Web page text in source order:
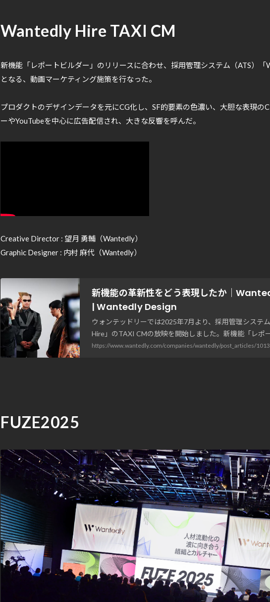
Wantedly Hire TAXI CM
新機能「レポートビルダー」のリリースに合わせ、採用管理システム（ATS）
となる、動画マーケティング施策を行なった。
プロダクトのデザインデータを元にCG化し、SF的要素の色濃い、大胆な表現の
ーやYouTubeを中心に広告配信され、大きな反響を呼んだ。
Creative Director : 望月 勇輔（Wantedly）
Graphic Designer : 内村 麻代（Wantedly）
新機能の革新性をどう表現したか｜
| Wantedly Design
ウォンテッドリーでは2025年7月より、採用管理システ
Hire」のTAXI CMの放映を開始しました。新機能「レポ
スに合わせた、Wanted...
https://www.wantedly.com/companies/wantedly/post_articles/
FUZE2025